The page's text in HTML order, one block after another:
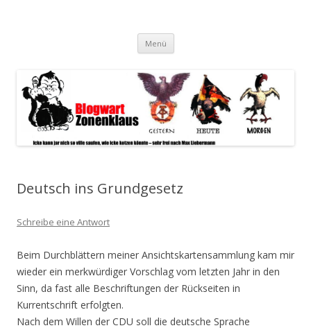
spiegeln im wesentlichen den Gesundheitszustand dieser unserer
Menü Zum
springen
Deutsch ins Grundgesetz
Schreibe eine Antwort
Beim Durchblättern meiner Ansichtskartensammlung kam mir
wieder ein merkwürdiger Vorschlag vom letzten Jahr in den
Sinn, da fast alle Beschriftungen der Rückseiten in
Kurrentschrift erfolgten.
Nach dem Willen der CDU soll die deutsche Sprache